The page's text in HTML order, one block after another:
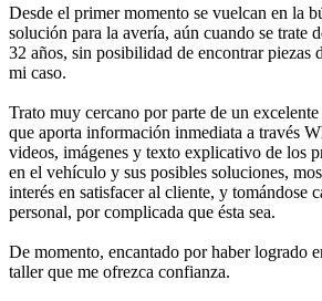
Desde el primer momento se vuelcan en la
solución para la avería, aún cuando se trate
32 años, sin posibilidad de encontrar piezas
mi caso.
Trato muy cercano por parte de un
que aporta información inmediata a través
videos, imágenes y texto explicativo de los
en el vehículo y sus posibles soluciones,
interés en satisfacer al cliente, y tomándose
personal, por complicada que ésta sea.
De momento, encantado por haber logrado
taller que me ofrezca confianza.